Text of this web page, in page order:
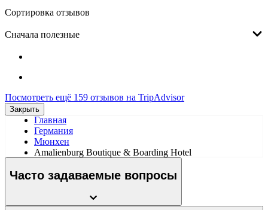
Сортировка отзывов
Сначала полезные
Посмотреть ещё 159 отзывов на TripAdvisor
Закрыть
Главная
Германия
Мюнхен
Amalienburg Boutique & Boarding Hotel
Часто задаваемые вопросы